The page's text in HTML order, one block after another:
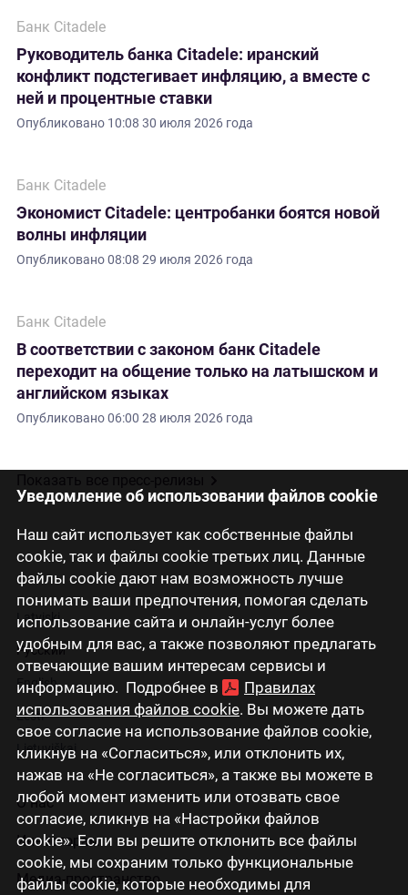
Уведомление об использовании файлов cookie
Наш сайт использует как собственные файлы
cookie, так и файлы cookie третьих лиц. Данные
файлы cookie дают нам возможность лучше
понимать ваши предпочтения, помогая сделать
использование сайта и онлайн-услуг более
удобным для вас, а также позволяют предлагать
отвечающие вашим интересам сервисы и
информацию. Подробнее в
Правилах
использования файлов cookie. Вы можете дать
свое согласие на использование файлов cookie,
кликнув на «Согласиться», или отклонить их,
нажав на «Не согласиться», а также вы можете в
любой момент изменить или отозвать свое
согласие, кликнув на «Настройки файлов
cookie». Если вы решите отклонить все файлы
cookie, мы сохраним только функциональные
файлы cookie, которые необходимы для
Банк Citadele
Руководитель банка Citadele: иранский
конфликт подстегивает инфляцию, а вместе с
ней и процентные ставки
Опубликовано 10:08 30 июля 2026 года
Банк Citadele
Экономист Citadele: центробанки боятся новой
волны инфляции
Опубликовано08:08 29 июля 2026 года
Банк Citadele
В соответствии с законом банк Citadele
переходит на общение только на латышском и
английском языках
Опубликовано06:00 28 июля 2026 года
Latviski
Русский
English
Eesti
Lietuviškai
О нас
Инвесторам
Медиа-пространство